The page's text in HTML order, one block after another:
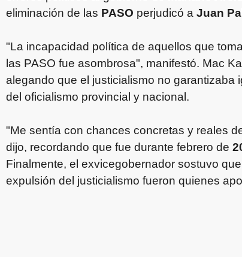
eliminación de las PASO perjudicó a Juan
"La incapacidad política de aquellos que
las PASO fue asombrosa", manifestó. Mac
alegando que el justicialismo no
del oficialismo provincial y nacional.
"Me sentía con chances concretas y reales
dijo, recordando que fue durante febrero de
Finalmente, el exvicegobernador sostuvo
expulsión del justicialismo fueron quienes